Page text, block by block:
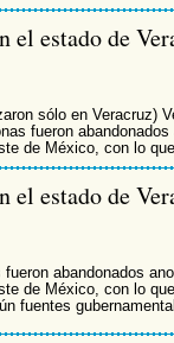
el estado de
sólo en Veracruz)
fueron
de México, con lo
el estado de
abandonados
de México, con lo
fuentes